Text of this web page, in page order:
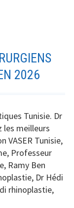
le
traitement
du
cancer
pancréas
2026
Tunisie. Dr
les meilleurs
VASER Tunisie,
Professeur
Ramy Ben
Dr Hédi
rhinoplastie,